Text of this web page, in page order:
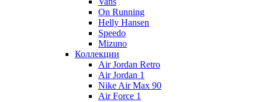
On Running
Helly Hansen
Speedo
Mizuno
Коллекции
Air Jordan Retro
Air Jordan 1
Nike Air Max 90
Air Force 1